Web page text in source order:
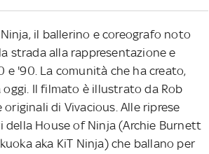
il ballerino e coreografo noto
strada alla rappresentazione e
'90. La comunità che ha creato,
oggi. Il filmato è illustrato da Rob
di Vivacious. Alle riprese
House of Ninja (Archie Burnett
aka KiT Ninja) che ballano per